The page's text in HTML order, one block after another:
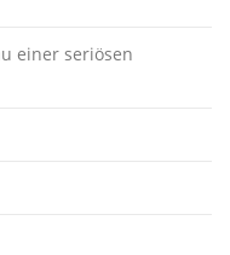
einer seriösen